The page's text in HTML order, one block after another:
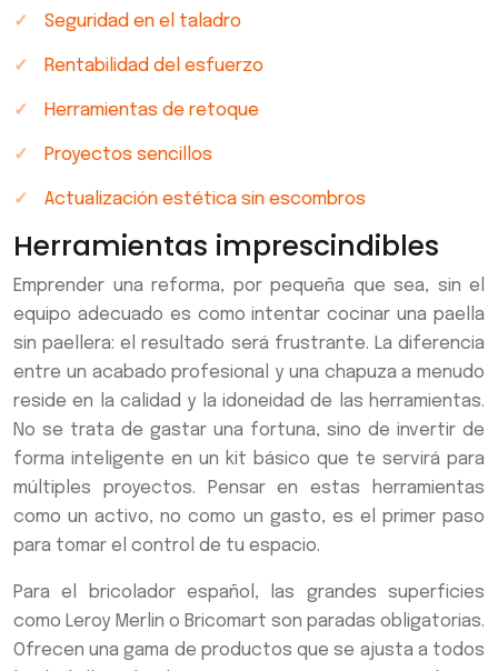
Seguridad en el taladro
Rentabilidad del esfuerzo
Herramientas de retoque
Proyectos sencillos
Actualización estética sin escombros
Herramientas imprescindibles
Emprender una reforma, por pequeña que sea, sin el
equipo adecuado es como intentar cocinar una paella
sin paellera: el resultado será frustrante. La diferencia
entre un acabado profesional y una chapuza a menudo
reside en la calidad y la idoneidad de las herramientas.
No se trata de gastar una fortuna, sino de invertir de
forma inteligente en un kit básico que te servirá para
múltiples proyectos. Pensar en estas herramientas
como un activo, no como un gasto, es el primer paso
para tomar el control de tu espacio.
Para el bricolador español, las grandes superficies
como Leroy Merlin o Bricomart son paradas obligatorias.
Ofrecen una gama de productos que se ajusta a todos